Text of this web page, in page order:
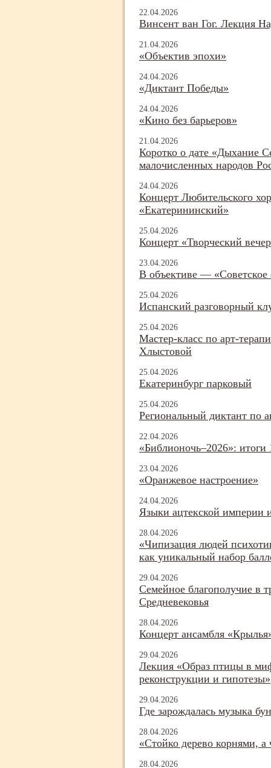
22.04.2026
Винсент ван Гог. Лекция
21.04.2026
«Объектив эпохи»
24.04.2026
«Диктант Победы»
24.04.2026
«Кино без барьеров»
21.04.2026
Коротко о дате «Дыхание
малочисленных народов
24.04.2026
Концерт Любительского
«Екатерининский»
25.04.2026
Концерт «Творческий
23.04.2026
В объективе — «Советское
25.04.2026
Испанский разговорный
25.04.2026
Мастер-класс по арт-
Хлыстовой
25.04.2026
Екатеринбург парковый
25.04.2026
Региональный диктант по
22.04.2026
«Библионочь–2026»: итоги
23.04.2026
«Оранжевое настроение»
24.04.2026
Языки ацтекской империи
28.04.2026
«Чипизация людей
как уникальный набор
29.04.2026
Семейное благополучие в
Средневековья
28.04.2026
Концерт ансамбля
29.04.2026
Лекция «Образ птицы в
реконструкции и гипотезы»
29.04.2026
Где зарождалась музыка
28.04.2026
«Стойко дерево корнями,
28.04.2026